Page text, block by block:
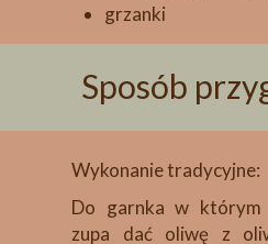
grzanki
Sposób
Wykonanie tradycyjne:
Do garnka w którym
zupa dać oliwę z